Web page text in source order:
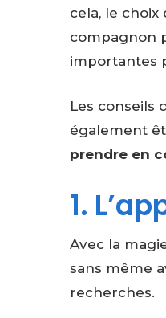
cela, le
compagnon
importantes
Les conseils
également
prendre en
1.
Avec la
sans même
recherches.